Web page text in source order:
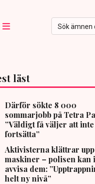
läst
Därför sökte 8 000
sommarjobb på Tetra
”Väldigt få väljer att inte
fortsätta”
Aktivisterna klättrar upp
maskiner – polisen kan
avvisa dem:
helt ny nivå”